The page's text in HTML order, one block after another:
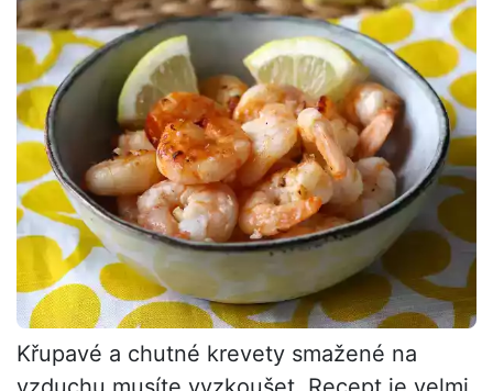
Křupavé a chutné krevety smažené na